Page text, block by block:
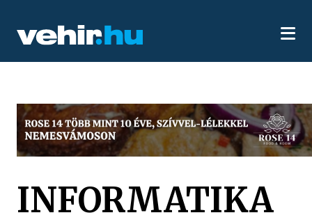
INFORMATIKA